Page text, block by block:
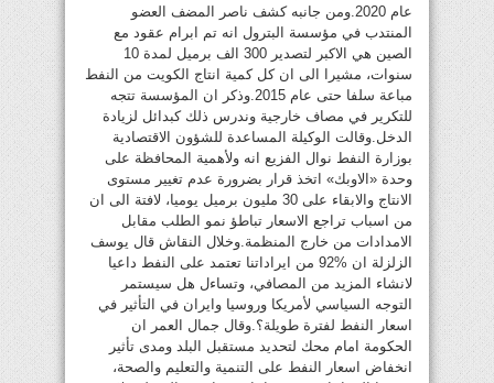
عام 2020.ومن جانبه كشف ناصر المضف العضو
المنتدب في مؤسسة البترول انه تم ابرام عقود مع
الصين هي الاكبر لتصدير 300 الف برميل لمدة 10
سنوات، مشيرا الى ان كل كمية انتاج الكويت من النفط
مباعة سلفا حتى عام 2015.وذكر ان المؤسسة تتجه
للتكرير في مصاف خارجية وندرس ذلك كبدائل لزيادة
الدخل.وقالت الوكيلة المساعدة للشؤون الاقتصادية
بوزارة النفط نوال الفزيع انه ولأهمية المحافظة على
وحدة «الاوبك» اتخذ قرار بضرورة عدم تغيير مستوى
الانتاج والابقاء على 30 مليون برميل يوميا، لافتة الى ان
من اسباب تراجع الاسعار تباطؤ نمو الطلب مقابل
الامدادات من خارج المنظمة.وخلال النقاش قال يوسف
الزلزلة ان %92 من ايراداتنا تعتمد على النفط داعيا
لانشاء المزيد من المصافي، وتساءل هل سيستمر
التوجه السياسي لأمريكا وروسيا وايران في التأثير في
اسعار النفط لفترة طويلة؟.وقال جمال العمر ان
الحكومة امام محك لتحديد مستقبل البلد ومدى تأثير
انخفاض اسعار النفط على التنمية والتعليم والصحة،